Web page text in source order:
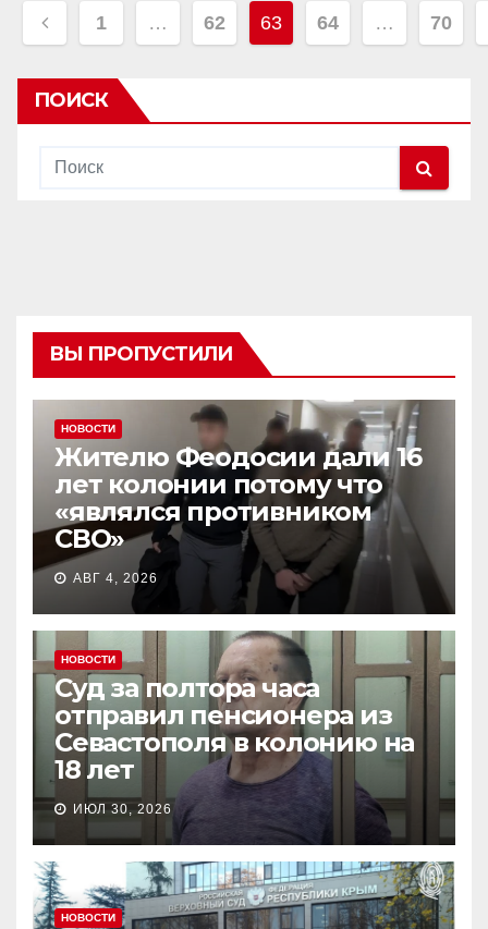
Пагинация
записей
1 … 62 63 64 … 70
ПОИСК
ВЫ ПРОПУСТИЛИ
НОВОСТИ
Жителю Феодосии дали 16
лет колонии потому что
«являлся противником
СВО»
АВГ 4, 2026
НОВОСТИ
Суд за полтора часа
отправил пенсионера из
Севастополя в колонию на
18 лет
ИЮЛ 30, 2026
НОВОСТИ